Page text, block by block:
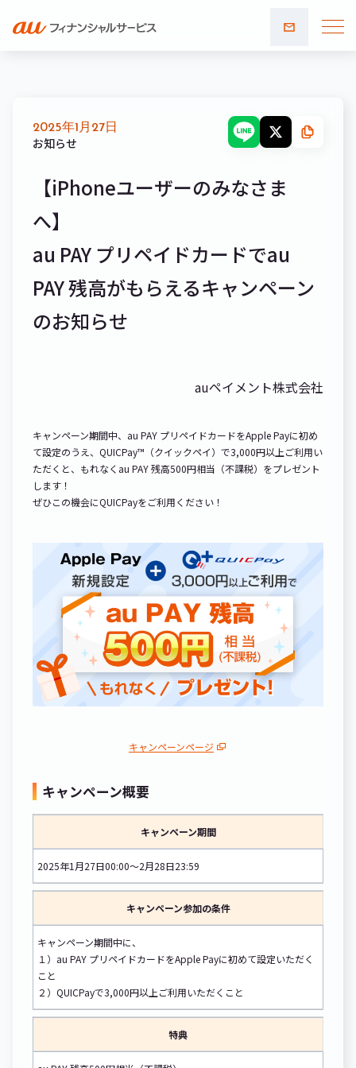
合わせ
2025年1月27日
お知らせ
【iPhoneユーザーのみなさま
へ】
au PAY プリペイドカードでau
PAY 残高がもらえるキャンペーン
のお知らせ
auペイメント株式会社
キャンペーン期間中、au PAY プリペイドカードをApple Payに初め
て設定のうえ、QUICPay™（クイックペイ）で3,000円以上ご利用い
ただくと、もれなくau PAY 残高500円相当（不課税）をプレゼント
します！
ぜひこの機会にQUICPayをご利用ください！
キャンペーンページ
キャンペーン概要
キャンペーン期間
2025年1月27日00:00～2月28日23:59
キャンペーン参加の条件
キャンペーン期間中に、
１）au PAY プリペイドカードをApple Payに初めて設定いただく
こと
２）QUICPayで3,000円以上ご利用いただくこと
特典